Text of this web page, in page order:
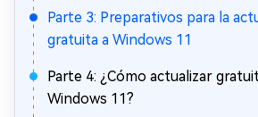
Parte 3: Preparativos para la
gratuita a Windows 11
Parte 4: ¿Cómo actualizar
Windows 11?